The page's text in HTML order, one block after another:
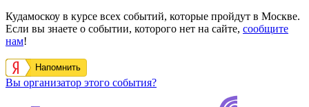
Кудамоскоу в курсе всех событий, которые пройдут в Москве.
Если вы знаете о событии, которого нет на сайте, сообщите
нам!
Напомнить
Вы организатор этого события?